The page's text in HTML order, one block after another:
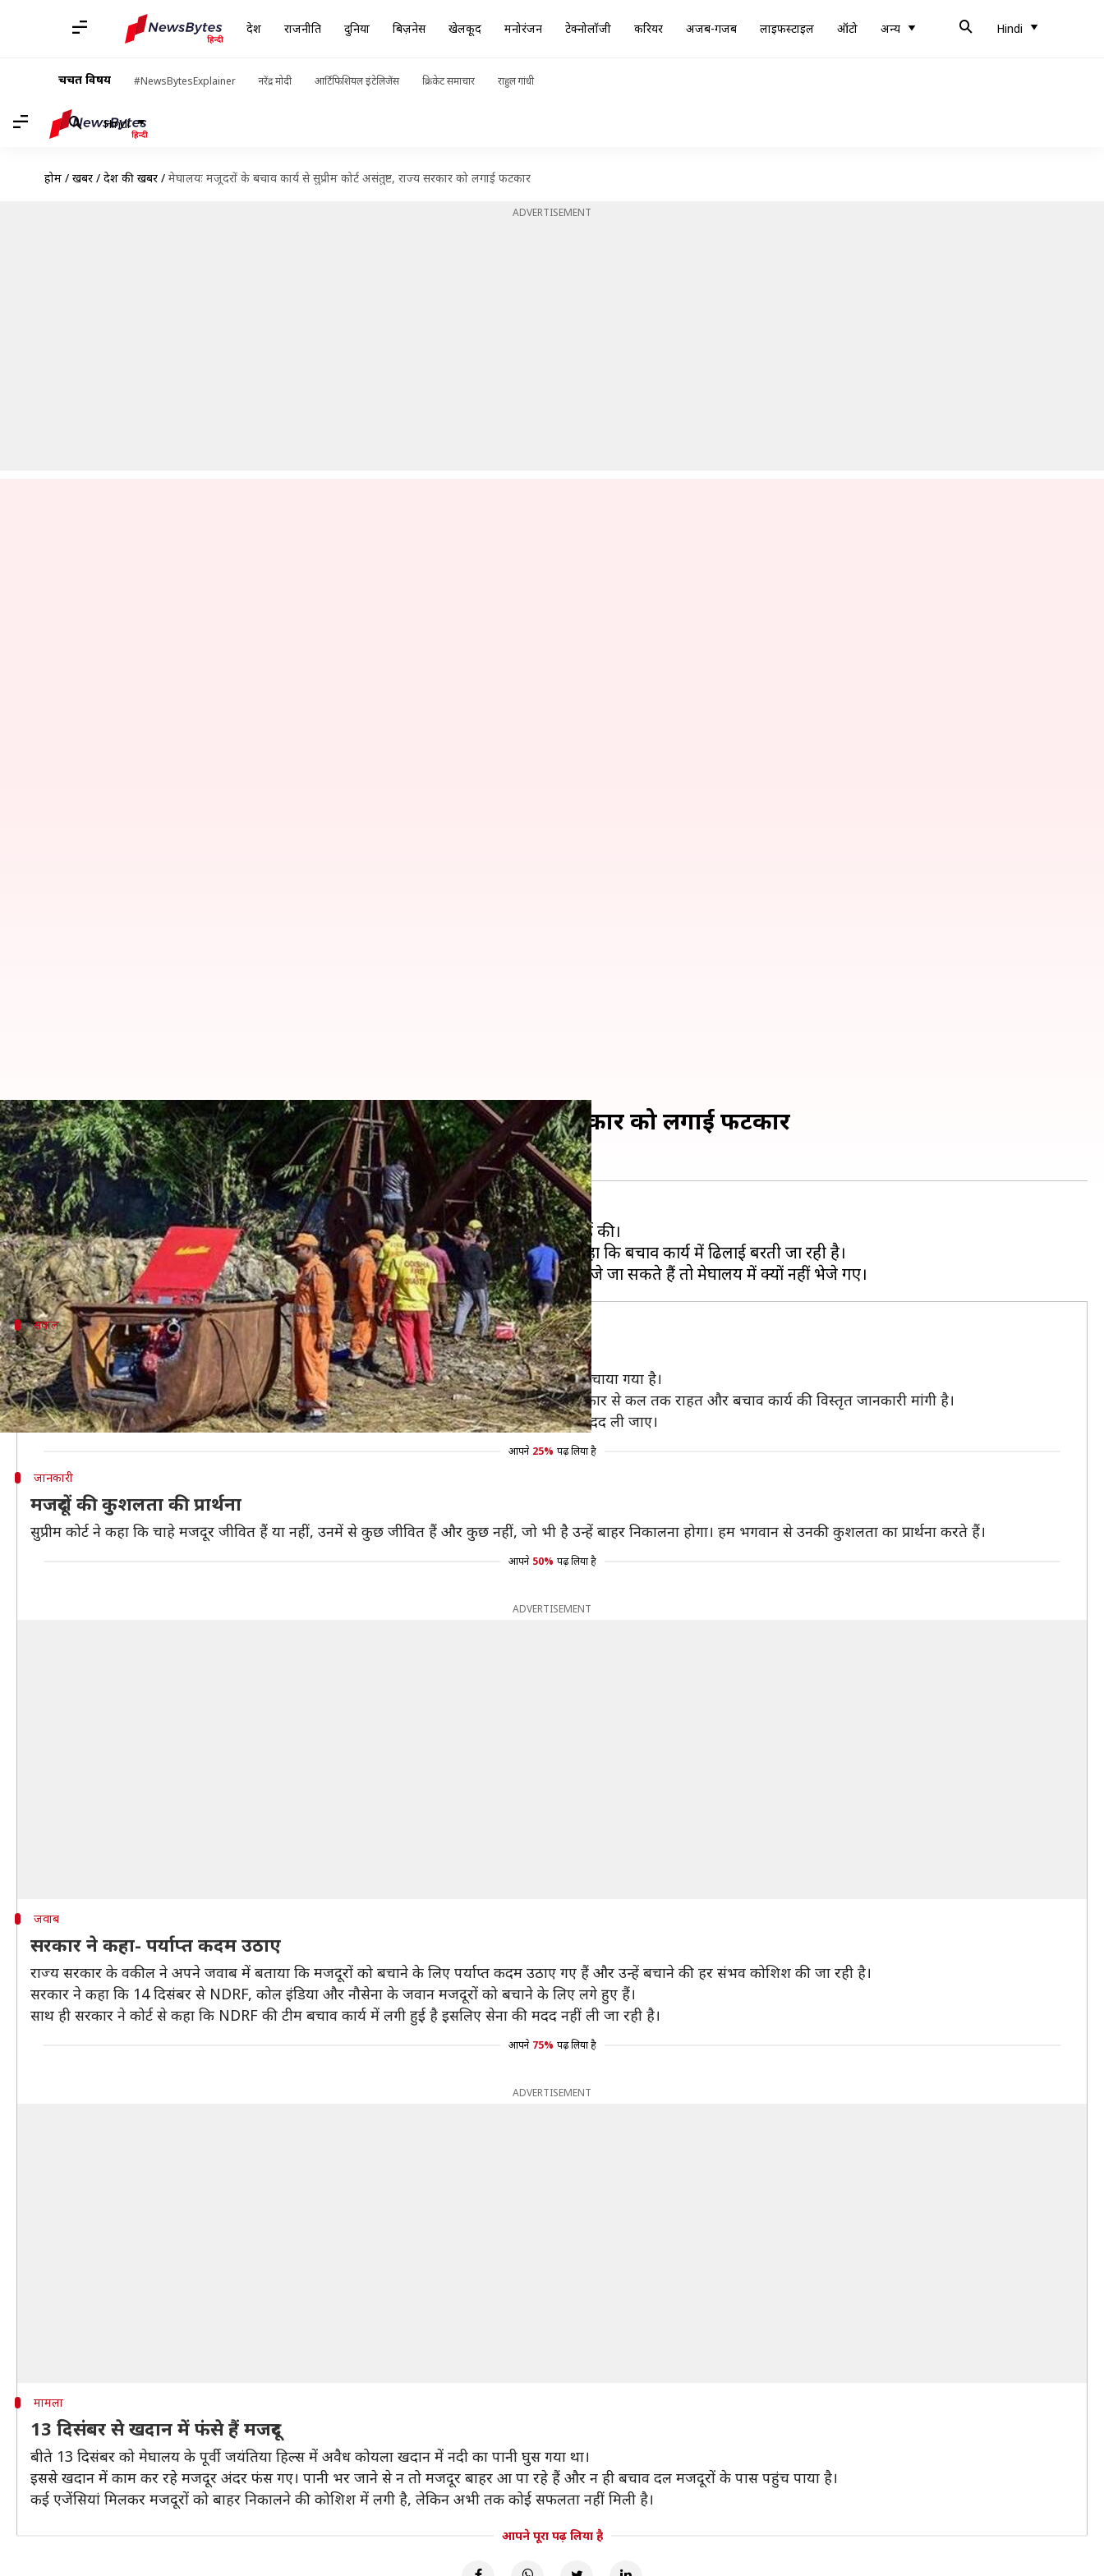
देश राजनीति दुनिया बिज़नेस खेलकूद मनोरंजन टेक्नोलॉजी करियर अजब-गजब लाइफस्टाइल ऑटो अन्य Hindi
चर्चित विषय #NewsBytesExplainer नरेंद्र मोदी आर्टिफिशियल इंटेलिजेंस क्रिकेट समाचार राहुल गांधी
Hindi
होम / खबरें / देश की खबरें / मेघालयः मजूदरों के बचाव कार्य से सुप्रीम कोर्ट असंतुष्ट, राज्य सरकार को लगाई फटकार
ADVERTISEMENT
मेघालयः मजूदरों के बचाव कार्य से सुप्रीम कोर्ट असंतुष्ट, राज्य सरकार को लगाई फटकार
लेखन प्रमोद कुमार Jan 03, 2019 04:44 pm
क्या है खबर?
सुप्रीम कोर्ट ने आज मेघालय में कोयला खदान में फंसे मजदूरों के मामले में जनहित याचिका पर सुनवाई की।
कोर्ट ने मजदूरों के बचाव अभियान को लेकर राज्य सरकार के प्रयासों पर असंतुष्टि जाहिर करते हुए कहा कि बचाव कार्य में ढिलाई बरती जा रही है।
सवाल
मजदूरों को अब तक क्यों नहीं बचाया गया?
जस्टिस एके सीकरी और अब्दुल नजीर की बेंच ने राज्य सरकार से पूछा कि अब तक मजदूरों को क्यों नहीं बचाया गया है।
कोर्ट ने मेघालय सरकार को फटकार लगाते हुए कहा कि कोर्ट बचाव अभियान से संतुष्ट नहीं है। कोर्ट ने सरकार से कल तक राहत और बचाव कार्य की विस्तृत जानकारी मांगी है।
बेंच ने कहा कि खदान में फंसे लोगों के लिए एक-एक सेकंड कीमती है और अगर जरूरत पड़े तो सेना की मदद ली जाए।
आपने 25% पढ़ लिया है
जानकारी
मजदूरों की कुशलता की प्रार्थना
सुप्रीम कोर्ट ने कहा कि चाहे मजदूर जीवित हैं या नहीं, उनमें से कुछ जीवित हैं और कुछ नहीं, जो भी है उन्हें बाहर निकालना होगा। हम भगवान से उनकी कुशलता का प्रार्थना करते हैं।
आपने 50% पढ़ लिया है
ADVERTISEMENT
जवाब
सरकार ने कहा- पर्याप्त कदम उठाए
राज्य सरकार के वकील ने अपने जवाब में बताया कि मजदूरों को बचाने के लिए पर्याप्त कदम उठाए गए हैं और उन्हें बचाने की हर संभव कोशिश की जा रही है।
सरकार ने कहा कि 14 दिसंबर से NDRF, कोल इंडिया और नौसेना के जवान मजदूरों को बचाने के लिए लगे हुए हैं।
साथ ही सरकार ने कोर्ट से कहा कि NDRF की टीम बचाव कार्य में लगी हुई है इसलिए सेना की मदद नहीं ली जा रही है।
आपने 75% पढ़ लिया है
ADVERTISEMENT
मामला
13 दिसंबर से खदान में फंसे हैं मजदूर
बीते 13 दिसंबर को मेघालय के पूर्वी जयंतिया हिल्स में अवैध कोयला खदान में नदी का पानी घुस गया था।
इससे खदान में काम कर रहे मजदूर अंदर फंस गए। पानी भर जाने से न तो मजदूर बाहर आ पा रहे हैं और न ही बचाव दल मजदूरों के पास पहुंच पाया है।
कई एजेंसियां मिलकर मजदूरों को बाहर निकालने की कोशिश में लगी है, लेकिन अभी तक कोई सफलता नहीं मिली है।
आपने पूरा पढ़ लिया है